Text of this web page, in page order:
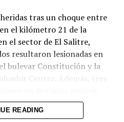
tras un choque entre
el kilómetro 21 de la
el sector de El Salitre,
resultaron lesionadas en
bulevar Constitución y la
Centro. Además, tres
Panamericana (sector La
el kilómetro 36½ de la
READING